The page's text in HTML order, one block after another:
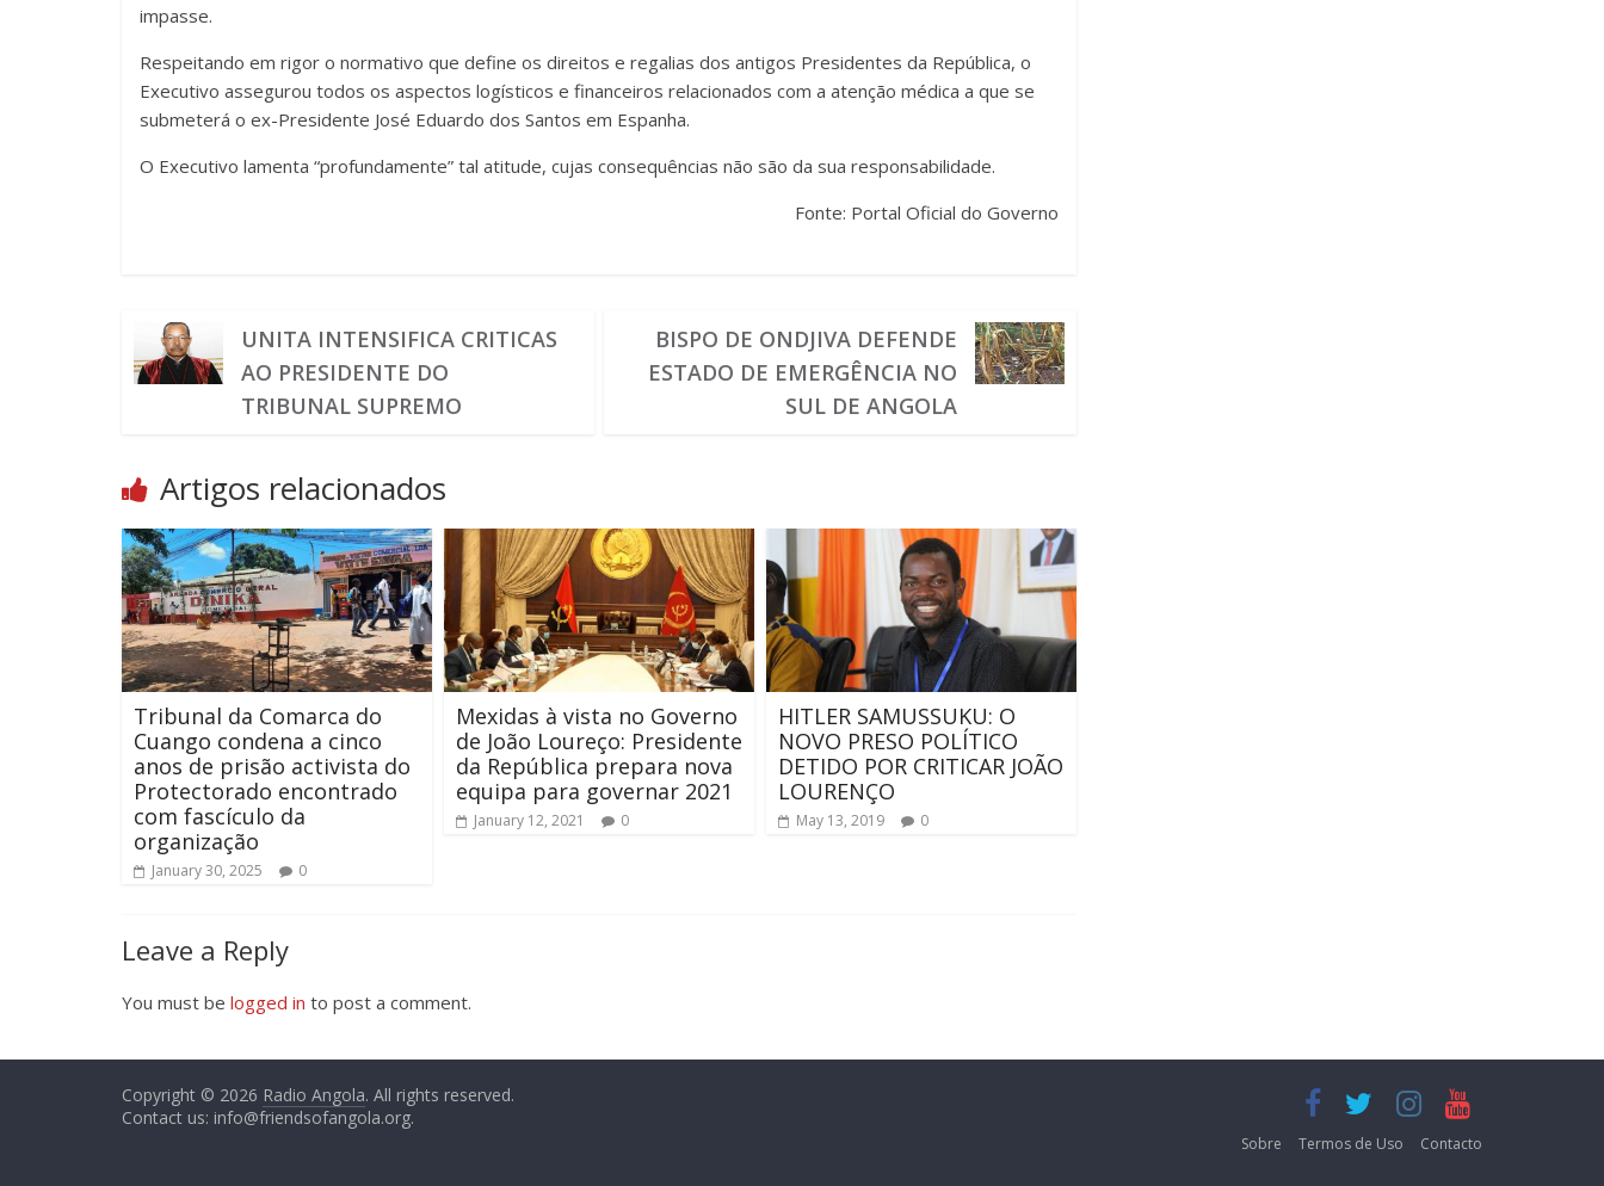
impasse.
Respeitando em rigor o normativo que define os direitos e regalias dos antigos Presidentes da República, o
Executivo assegurou todos os aspectos logísticos e financeiros relacionados com a atenção médica a que se
submeterá o ex-Presidente José Eduardo dos Santos em Espanha.
O Executivo lamenta “profundamente” tal atitude, cujas consequências não são da sua responsabilidade.
Fonte: Portal Oficial do Governo
UNITA INTENSIFICA CRITICAS
AO PRESIDENTE DO
TRIBUNAL SUPREMO
BISPO DE ONDJIVA DEFENDE
ESTADO DE EMERGÊNCIA NO
SUL DE ANGOLA
Artigos relacionados
Tribunal da Comarca do
Cuango condena a cinco
anos de prisão activista do
Protectorado encontrado
com fascículo da
organização
January 30, 2025 0
Mexidas à vista no Governo
de João Loureço: Presidente
da República prepara nova
equipa para governar 2021
January 12, 2021 0
HITLER SAMUSSUKU: O
NOVO PRESO POLÍTICO
DETIDO POR CRITICAR JOÃO
LOURENÇO
May 13, 2019 0
Leave a Reply
You must be logged in to post a comment.
Sobre Termos de Uso Contacto
Copyright © 2026 Radio Angola. All rights reserved.
Contact us: info@friendsofangola.org.